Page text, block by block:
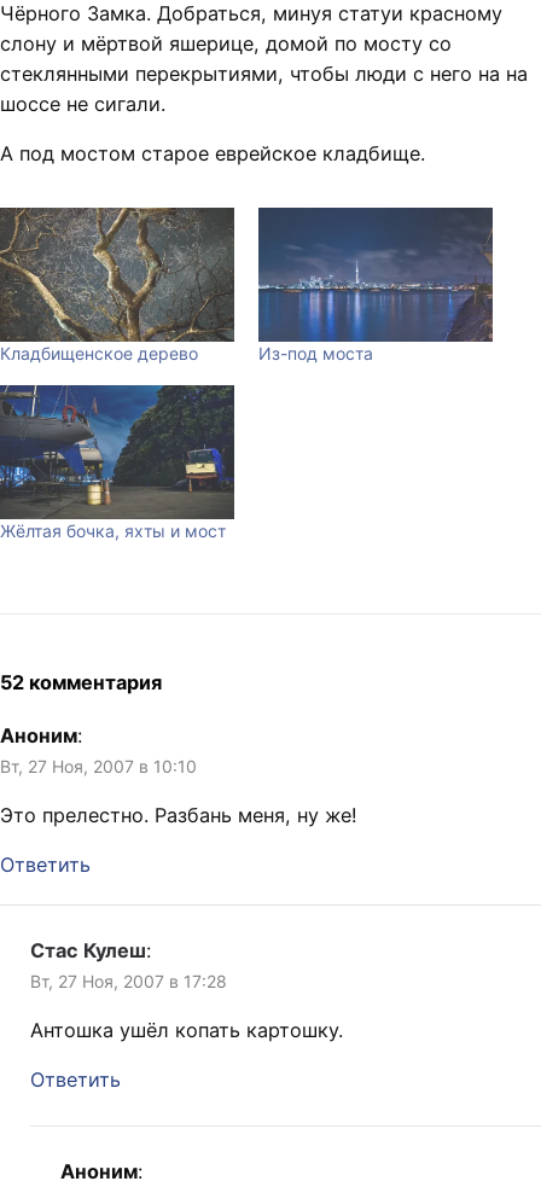
Чёрного Замка. Добраться, минуя статуи красному
слону и мёртвой яшерице, домой по мосту со
стеклянными перекрытиями, чтобы люди с него на на
шоссе не сигали.
А под мостом старое еврейское кладбище.
Кладбищенское дерево Из-под моста
Жёлтая бочка, яхты и мост
52 комментария
Аноним:
Вт, 27 Ноя, 2007 в 10:10
Это прелестно. Разбань меня, ну же!
Ответить
Стас Кулеш:
Вт, 27 Ноя, 2007 в 17:28
Антошка ушёл копать картошку.
Ответить
Аноним: